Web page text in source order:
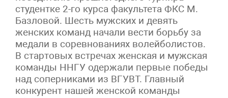
студентке 2-го курса факультета ФКС М.
Базловой. Шесть мужских и девять
женских команд начали вести борьбу за
медали в соревнованиях волейболистов.
В стартовых встречах женская и мужская
команды ННГУ одержали первые победы
над соперниками из ВГУВТ. Главный
конкурент нашей женской команды